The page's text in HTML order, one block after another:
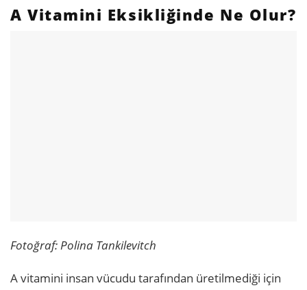
A Vitamini Eksikliğinde Ne Olur?
Fotoğraf: Polina Tankilevitch
A vitamini insan vücudu tarafından üretilmediği için